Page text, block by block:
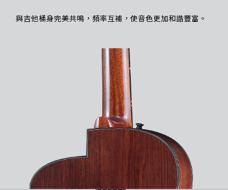
與吉他桶身完美共鳴，頻率互補，使音色更加和諧豐富。